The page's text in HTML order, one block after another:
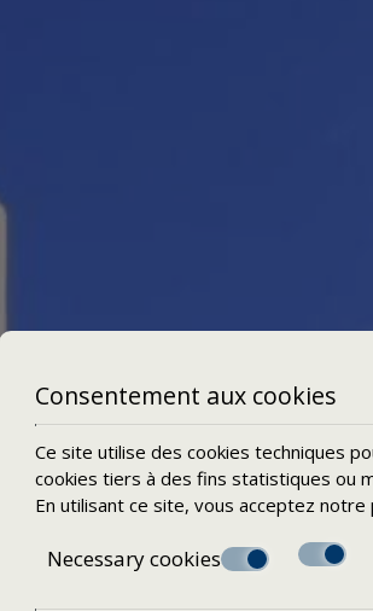
Consentement aux cookies
Ce site utilise des cookies techniques
cookies tiers à des fins statistiques ou
En utilisant ce site, vous acceptez notre
Necessary cookies